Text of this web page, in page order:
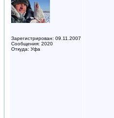
Зарегистрирован: 09.11.2007
Сообщения: 2020
Откуда: Уфа